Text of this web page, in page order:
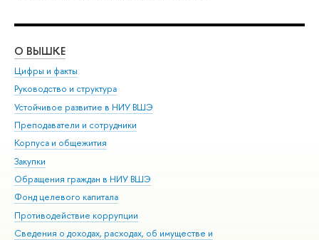
О ВЫШКЕ
Цифры и факты
Руководство и структура
Устойчивое развитие в НИУ ВШЭ
Преподаватели и сотрудники
Корпуса и общежития
Закупки
Обращения граждан в НИУ ВШЭ
Фонд целевого капитала
Противодействие коррупции
Сведения о доходах, расходах, об имуществе и